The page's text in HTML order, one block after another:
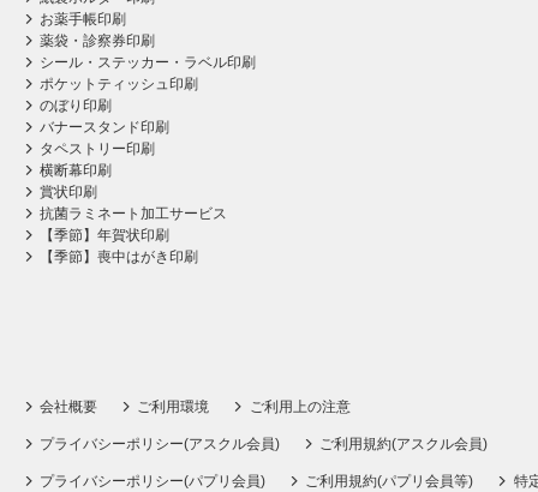
お薬手帳印刷
薬袋・診察券印刷
シール・ステッカー・ラベル印刷
ポケットティッシュ印刷
のぼり印刷
バナースタンド印刷
タペストリー印刷
横断幕印刷
賞状印刷
抗菌ラミネート加工サービス
【季節】年賀状印刷
【季節】喪中はがき印刷
会社概要 ご利用環境 ご利用上の注意
プライバシーポリシー(アスクル会員) ご利用規約(アスクル会員)
プライバシーポリシー(パプリ会員) ご利用規約(パプリ会員等) 特